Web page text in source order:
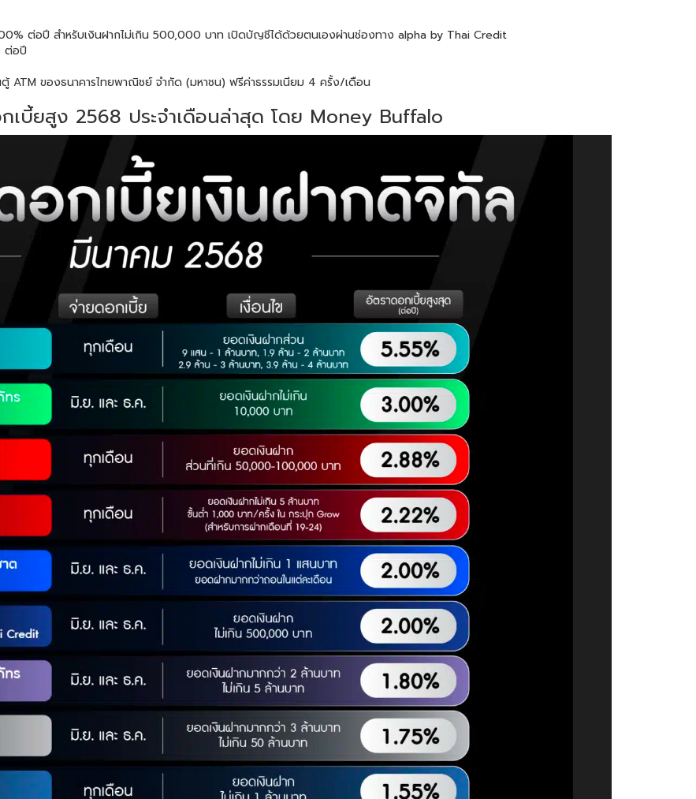
ต่อปี สำหรับเงินฝากไม่เกิน 500,000 บาท เปิดบัญชีได้ด้วยตนเองผ่านช่องทาง alpha by Thai Credit
ต่อปี
ATM ของธนาคารไทยพาณิชย์ จำกัด (มหาชน) ฟรีค่าธรรมเนียม 4 ครั้ง/เดือน
บี้ยสูง 2568 ประจำเดือนล่าสุด โดย Money Buffalo